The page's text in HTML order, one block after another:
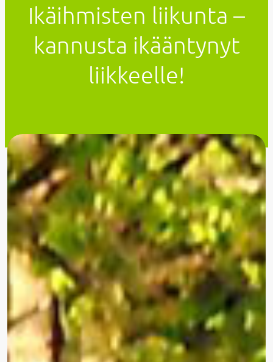
Ikäihmisten liikunta –
kannusta ikääntynyt
liikkeelle!